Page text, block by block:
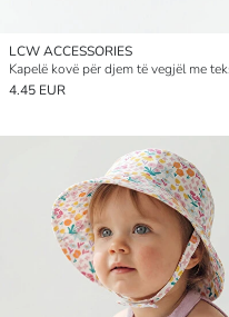
LCW ACCESSORIES
4.45 EUR